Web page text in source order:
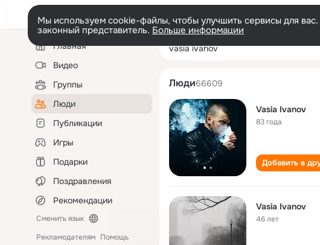
Мы используем cookie-файлы, чтобы улучшить сервисы для
законный представитель. Больше информации
Левая
колонкаГлавная
Видео
Группы
Люди
Публикации
Игры
Подарки
Поздравления
Рекомендации
Сменить язык
Рекламодателям Помощь
vasia ivanov
Люди66609
Vasia Ivanov
83 года
Добавить в
Vasia Ivanov
46 лет